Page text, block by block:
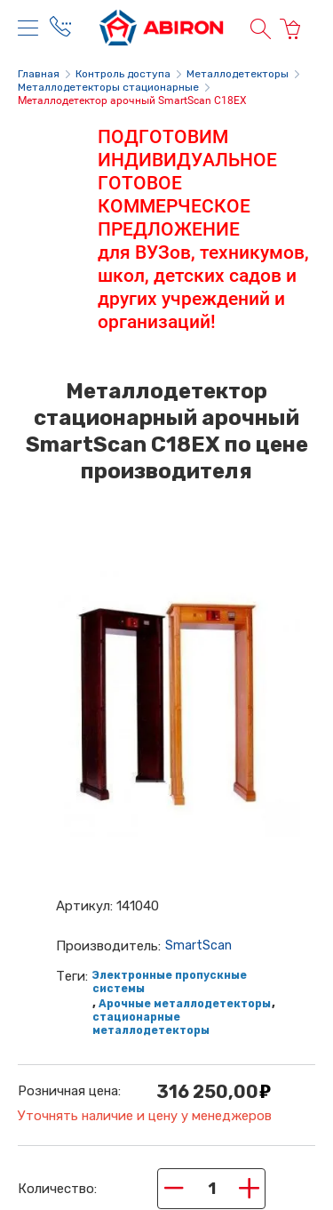
Главная Контроль доступа
Металлодетекторы
Металлодетекторы стационарные
Металлодетектор арочный SmartScan C18EX
ПОДГОТОВИМ
ИНДИВИДУАЛЬНОЕ
ГОТОВОЕ
КОММЕРЧЕСКОЕ
ПРЕДЛОЖЕНИЕ
для ВУЗов, техникумов,
школ, детских садов и
других учреждений и
организаций!
Металлодетектор
стационарный арочный
SmartScan C18EX по цене
производителя
Розничная цена: 316 250,00
Уточнять наличие и цену у менеджеров
Количество: − +
Артикул: 141040
Производитель: SmartScan
Теги: Электронные пропускные
системы
, Арочные металлодетекторы,
стационарные
металлодетекторы